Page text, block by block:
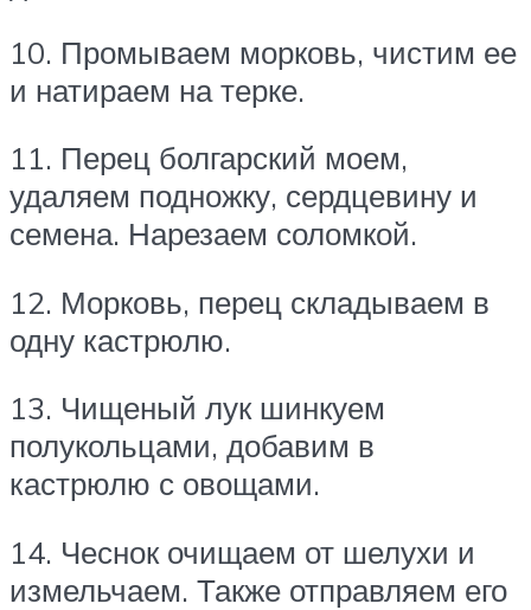
10. Промываем морковь, чистим ее
и натираем на терке.
11. Перец болгарский моем,
удаляем подножку, сердцевину и
семена. Нарезаем соломкой.
12. Морковь, перец складываем в
одну кастрюлю.
13. Чищеный лук шинкуем
полукольцами, добавим в
кастрюлю с овощами.
14. Чеснок очищаем от шелухи и
измельчаем. Также отправляем его